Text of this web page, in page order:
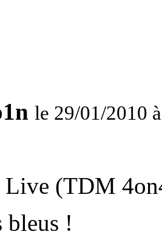
le 29/01/2010
Live (TDM
bleus !